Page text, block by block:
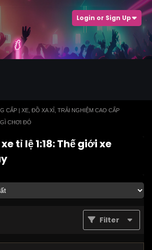
Login or Sign Up
CẤP | XE, ĐỒ XA XỈ, TRẢI NGHIỆM CAO CẤP
CHƠI ĐÓ
tỉ lệ 1:18: Thế giới xe
Filter